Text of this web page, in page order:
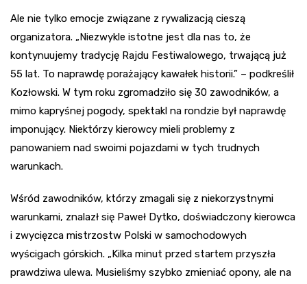
Ale nie tylko emocje związane z rywalizacją cieszą
organizatora. „Niezwykle istotne jest dla nas to, że
kontynuujemy tradycję Rajdu Festiwalowego, trwającą już
55 lat. To naprawdę porażający kawałek historii.” – podkreślił
Kozłowski. W tym roku zgromadziło się 30 zawodników, a
mimo kapryśnej pogody, spektakl na rondzie był naprawdę
imponujący. Niektórzy kierowcy mieli problemy z
panowaniem nad swoimi pojazdami w tych trudnych
warunkach.
Wśród zawodników, którzy zmagali się z niekorzystnymi
warunkami, znalazł się Paweł Dytko, doświadczony kierowca
i zwycięzca mistrzostw Polski w samochodowych
wyścigach górskich. „Kilka minut przed startem przyszła
prawdziwa ulewa. Musieliśmy szybko zmieniać opony, ale na